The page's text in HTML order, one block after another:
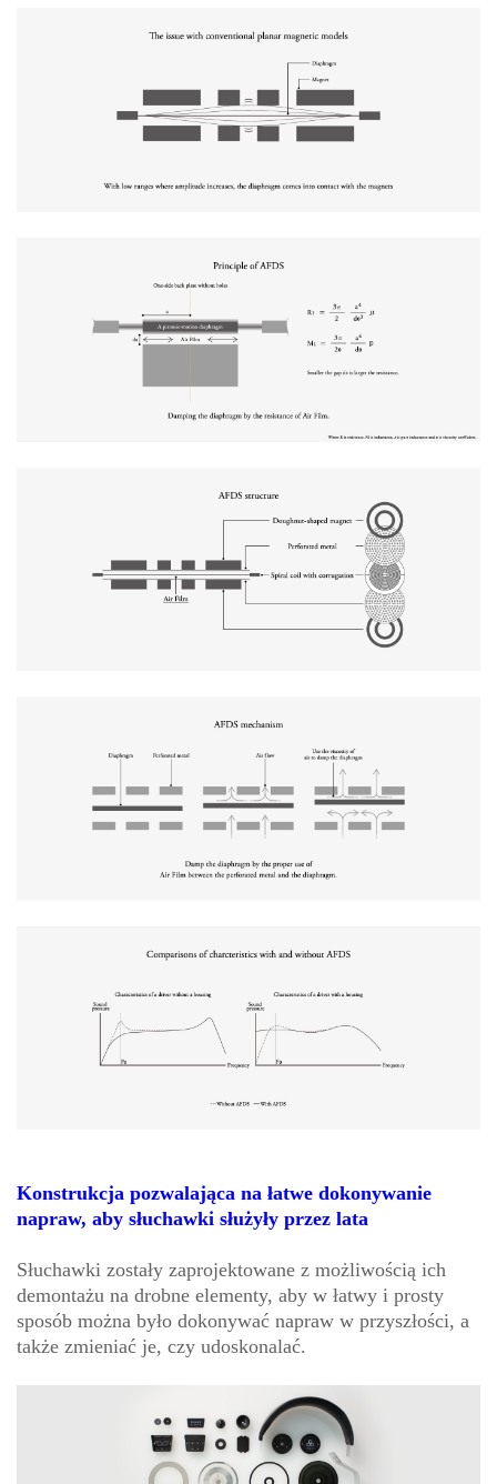
Konstrukcja pozwalająca na łatwe dokonywanie
napraw, aby słuchawki służyły przez lata
Słuchawki zostały zaprojektowane z możliwością ich
demontażu na drobne elementy, aby w łatwy i prosty
sposób można było dokonywać napraw w przyszłości, a
także zmieniać je, czy udoskonalać.